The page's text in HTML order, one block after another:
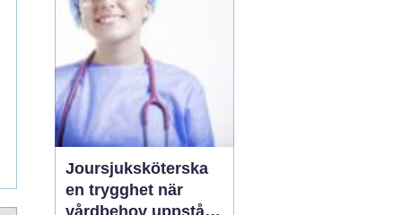
utförs rätt får du
produkter som håller
länge, tål...
Joursjuksköterska
en trygghet när
vårdbehov uppstår